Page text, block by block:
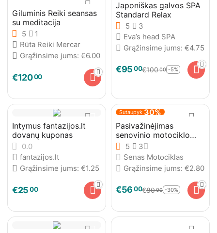
Giluminis Reiki seansas
su meditacija
5
1
Rūta Reiki Mercar
Grąžinsime jums: €6.00
€12000
Japoniškas galvos SPA
Standard Relax
5
3
Eva’s head SPA
Grąžinsime jums: €4.75
€9500€10000 -5%
Intymus fantazijos.lt
dovanų kuponas
0.0
fantazijos.lt
Grąžinsime jums: €1.25
€2500
Sutaupyk 30%
Pasivažinėjimas
senovinio motociklo
lopšyje sostinėje
5
3
Senas Motociklas
Grąžinsime jums: €2.80
€5600€8000 -30%